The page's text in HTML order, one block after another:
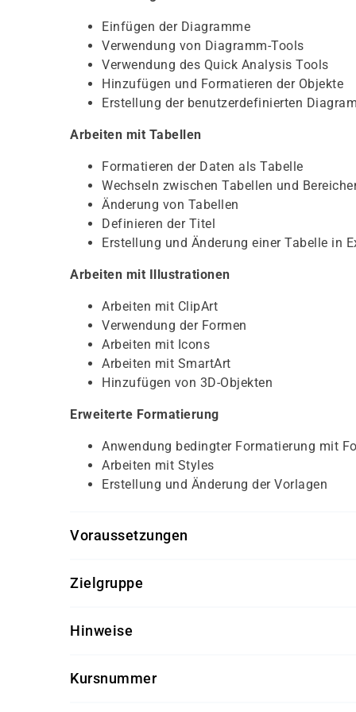
Einfügen der Diagramme
Verwendung von Diagramm-Tools
Verwendung des Quick Analysis Tools
Hinzufügen und Formatieren der Objekte
Erstellung der benutzerdefinierten
Arbeiten mit Tabellen
Formatieren der Daten als Tabelle
Wechseln zwischen Tabellen und
Änderung von Tabellen
Definieren der Titel
Erstellung und Änderung einer Tabelle in
Arbeiten mit Illustrationen
Arbeiten mit ClipArt
Verwendung der Formen
Arbeiten mit Icons
Arbeiten mit SmartArt
Hinzufügen von 3D-Objekten
Erweiterte Formatierung
Anwendung bedingter Formatierung mit
Arbeiten mit Styles
Erstellung und Änderung der Vorlagen
Voraussetzungen
MS Excel Grundkenntnisse
Zielgruppe
möchten.
Hinweise
Software-Version nach Kundenwunsch
Kursnummer